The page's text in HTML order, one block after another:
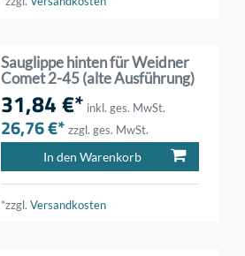
Sauglippe hinten für Weidner
Comet 2-45 (alte Ausführung)
31,84 €* inkl. ges. MwSt.
26,76 €* zzgl. ges. MwSt.
In den Warenkorb
*zzgl.Versandkosten